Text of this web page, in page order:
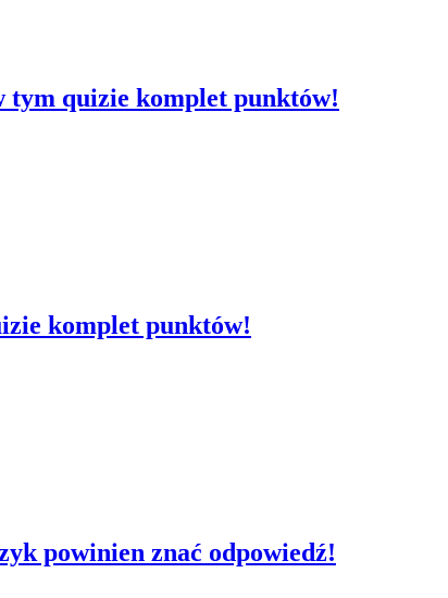
tym quizie komplet punktów!
komplet punktów!
powinien znać odpowiedź!